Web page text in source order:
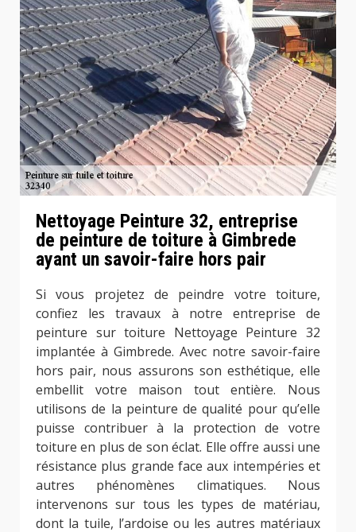
Nettoyage Peinture 32, entreprise
de peinture de toiture à Gimbrede
ayant un savoir-faire hors pair
Si vous projetez de peindre votre toiture,
confiez les travaux à notre entreprise de
peinture sur toiture Nettoyage Peinture 32
implantée à Gimbrede. Avec notre savoir-faire
hors pair, nous assurons son esthétique, elle
embellit votre maison tout entière. Nous
utilisons de la peinture de qualité pour qu’elle
puisse contribuer à la protection de votre
toiture en plus de son éclat. Elle offre aussi une
résistance plus grande face aux intempéries et
autres phénomènes climatiques. Nous
intervenons sur tous les types de matériau,
dont la tuile, l’ardoise ou les autres matériaux